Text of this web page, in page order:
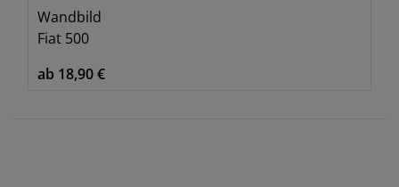
Wandbild
Fiat 500
ab 18,90 €